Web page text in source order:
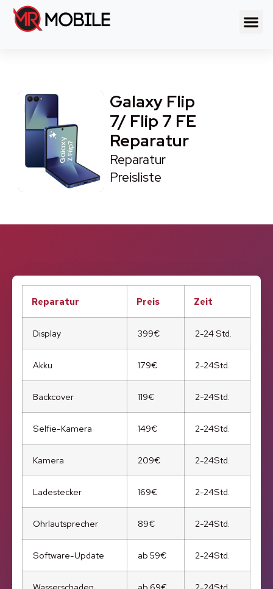
Galaxy Flip
7/ Flip 7 FE
Reparatur
Reparatur
Preisliste
Reparatur Preis Zeit
Display 399€ 2-24 Std.
Akku 179€ 2-24Std.
Backcover 119€ 2-24Std.
Selfie-Kamera 149€ 2-24Std.
Kamera 209€ 2-24Std.
Ladestecker 169€ 2-24Std.
Ohrlautsprecher 89€ 2-24Std.
Software-Update ab 59€ 2-24Std.